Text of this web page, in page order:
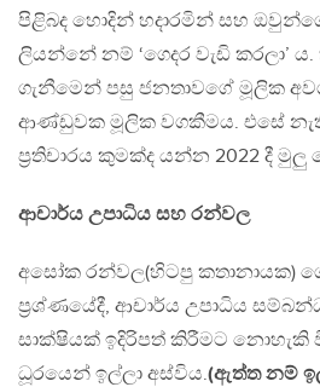
පිළිබද හොදින් හදාරමින් සහ
ලියන්නේ නම් ‘ගෙදර වැඩි කරලා’
ගැනීමෙන් පසු ජනතාවගේ මූලික
ආණ්ඩුවක මූලික වගකීමය. එසේ
ප්‍රතිචාරය කුමක්ද යන්න 2022 දී
ආචාර්ය උපාධිය සහ රන්වල
අසෝක රන්වල(හිටපු කතානායක)
ප්‍රශ්ණයේදී, ආචාර්ය උපාධිය
සාක්ෂියක් ඉදිරිපත් කිරීමට නොහැකි
ධූරයෙන් ඉල්ලා අස්විය.(ඇත්ත නම්